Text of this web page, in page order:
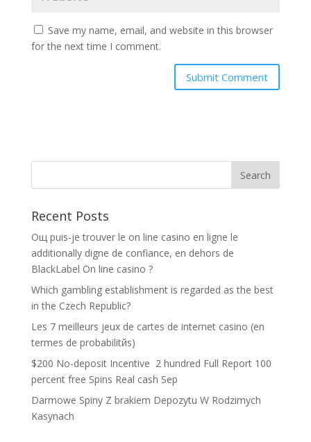
Save my name, email, and website in this browser
for the next time I comment.
Recent Posts
Oщ puis-je trouver le on line casino en ligne le
additionally digne de confiance, en dehors de
BlackLabel On line casino ?
Which gambling establishment is regarded as the best
in the Czech Republic?
Les 7 meilleurs jeux de cartes de internet casino (en
termes de probabilitйs)
$200 No-deposit Incentive ️ 2 hundred Full Report 100
percent free Spins Real cash Sep
Darmowe Spiny Z brakiem Depozytu W Rodzimych
Kasynach